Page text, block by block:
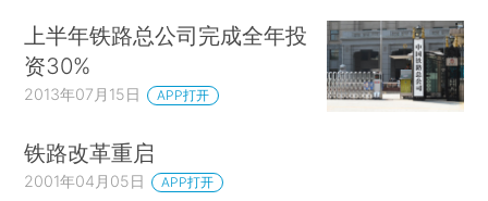
上半年铁路总公司完成全年投
资30%
2013年07月15日 APP打开
铁路改革重启
2001年04月05日 APP打开